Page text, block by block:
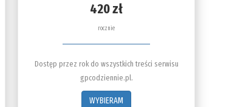
420 zł
rocznie
Dostęp przez rok do wszystkich treści serwisu
gpcodziennie.pl.
WYBIERAM